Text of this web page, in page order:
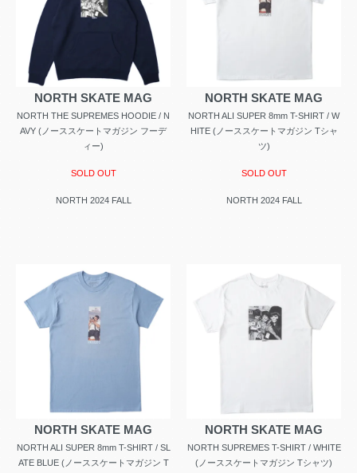
NORTH SKATE MAG
NORTH THE SUPREMES HOODIE / N
AVY (ノーススケートマガジン フーデ
ィー)
SOLD OUT
NORTH 2024 FALL
NORTH SKATE MAG
NORTH ALI SUPER 8mm T-SHIRT / W
HITE (ノーススケートマガジン Tシャ
ツ)
SOLD OUT
NORTH 2024 FALL
NORTH SKATE MAG
NORTH ALI SUPER 8mm T-SHIRT / SL
ATE BLUE (ノーススケートマガジン T
NORTH SKATE MAG
NORTH SUPREMES T-SHIRT / WHITE
(ノーススケートマガジン Tシャツ)